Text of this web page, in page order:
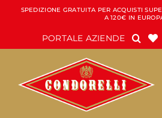
Salta
contenuto
SPEDIZIONE GRATUITA PER ACQUISTI
A 120€ IN
PORTALE AZIENDE